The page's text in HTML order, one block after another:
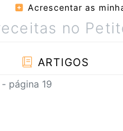
Acrescentar as
ARTIGOS
página 19